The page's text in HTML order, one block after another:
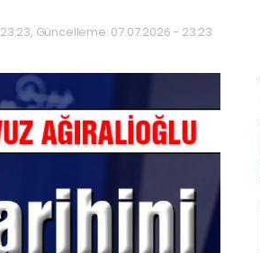
Güncelleme: 07.07.2026 - 23:23